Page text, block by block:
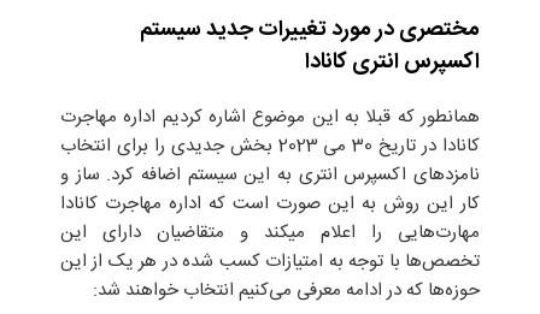
مختصری در مورد تغییرات جدید سیستم
اکسپرس انتری کانادا
همانطور که قبلا به این موضوع اشاره کردیم اداره مهاجرت
کانادا در تاریخ 30 می 2023 بخش جدیدی را برای انتخاب
نامزد‌های اکسپرس انتری به این سیستم اضافه کرد. ساز و
کار این روش به این صورت است که اداره مهاجرت کانادا
مهارت‌هایی را اعلام میکند و متقاضیان دارای این
تخصص‌ها با توجه به امتیازات کسب شده در هر یک از این
حوزه‌ها که در ادامه معرفی می‌کنیم انتخاب خواهند شد: